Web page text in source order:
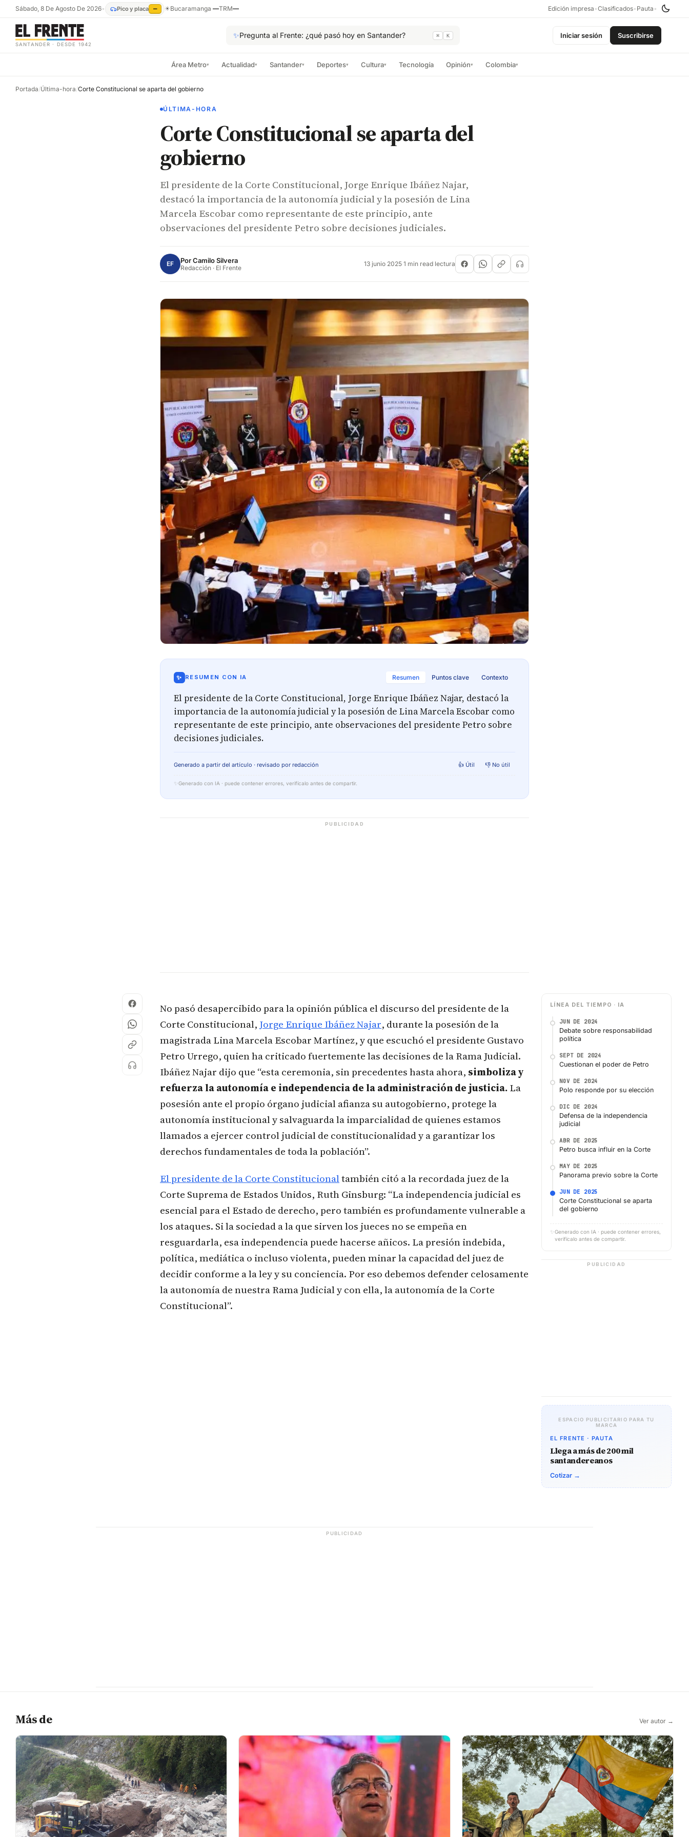
Sábado, 8 De Agosto De 2026• Pico y placa — ☀Bucaramanga—TRM— Edición impresa •Clasificados• Pauta •
SANTANDER · DESDE 1942
✨Pregunta al Frente: ¿qué pasó hoy en Santander? ⌘ K Iniciar sesión Suscribirse
Área Metro▾ Actualidad▾ Santander▾ Deportes▾ Cultura▾ Tecnología Opinión▾ Colombia▾
Portada/Última-hora/Corte Constitucional se aparta del gobierno
ÚLTIMA-HORA
Corte Constitucional se aparta del
gobierno
El presidente de la Corte Constitucional, Jorge Enrique Ibáñez Najar,
destacó la importancia de la autonomía judicial y la posesión de Lina
Marcela Escobar como representante de este principio, ante
observaciones del presidente Petro sobre decisiones judiciales.
EF PorCamilo Silvera
Redacción · El Frente 13 junio 2025·1 min read lectura
✨ RESUMEN CON IA Resumen Puntos clave Contexto
El presidente de la Corte Constitucional, Jorge Enrique Ibáñez Najar, destacó la
importancia de la autonomía judicial y la posesión de Lina Marcela Escobar como
representante de este principio, ante observaciones del presidente Petro sobre
decisiones judiciales.
Generado a partir del artículo · revisado por redacción 👍 Útil 👎 No útil
✨ Generado con IA · puede contener errores, verifícalo antes de compartir.
PUBLICIDAD
No pasó desapercibido para la opinión pública el discurso del presidente de la
Corte Constitucional, Jorge Enrique Ibáñez Najar, durante la posesión de la
magistrada Lina Marcela Escobar Martínez, y que escuchó el presidente Gustavo
Petro Urrego, quien ha criticado fuertemente las decisiones de la Rama Judicial.
Ibáñez Najar dijo que “esta ceremonia, sin precedentes hasta ahora, simboliza y
refuerza la autonomía e independencia de la administración de justicia.La
posesión ante el propio órgano judicial afianza su autogobierno, protege la
autonomía institucional y salvaguarda la imparcialidad de quienes estamos
llamados a ejercer control judicial de constitucionalidad y a garantizar los
derechos fundamentales de toda la población”.
El presidente de la Corte Constitucionaltambién citó a la recordada juez de la
Corte Suprema de Estados Unidos, Ruth Ginsburg: “La independencia judicial es
esencial para el Estado de derecho, pero también es profundamente vulnerable a
los ataques. Si la sociedad a la que sirven los jueces no se empeña en
resguardarla, esa independencia puede hacerse añicos. La presión indebida,
política, mediática o incluso violenta, pueden minar la capacidad del juez de
decidir conforme a la ley y su conciencia. Por eso debemos defender celosamente
la autonomía de nuestra Rama Judicial y con ella, la autonomía de la Corte
Constitucional”.
LÍNEA DEL TIEMPO · IA
JUN DE 2024
Debate sobre responsabilidad
política
SEPT DE 2024
Cuestionan el poder de Petro
NOV DE 2024
Polo responde por su elección
DIC DE 2024
Defensa de la independencia
judicial
ABR DE 2025
Petro busca influir en la Corte
MAY DE 2025
Panorama previo sobre la Corte
JUN DE 2025
Corte Constitucional se aparta
del gobierno
✨ Generado con IA · puede contener errores,
verifícalo antes de compartir.
PUBLICIDAD
ESPACIO PUBLICITARIO PARA TU
MARCA
EL FRENTE · PAUTA
Llega a más de 200 mil
santandereanos
Cotizar →
PUBLICIDAD
Más de Ver autor →